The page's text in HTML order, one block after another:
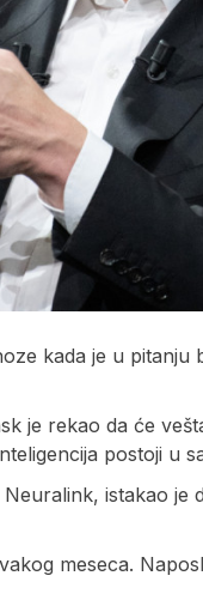
kada je u
je rekao da će
postoji u
istakao je
meseca.